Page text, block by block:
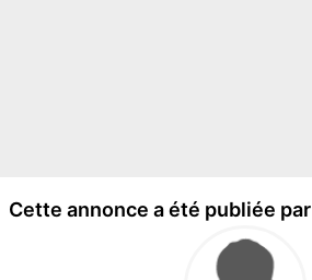
Cette annonce a été publiée par